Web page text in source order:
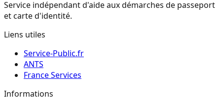
Service indépendant d'aide aux démarches de passeport
et carte d'identité.
Liens utiles
Service-Public.fr
ANTS
France Services
Informations